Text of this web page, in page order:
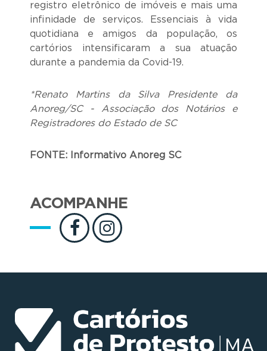
registro eletrônico de imóveis e mais uma
infinidade de serviços. Essenciais à vida
quotidiana e amigos da população, os
cartórios intensificaram a sua atuação
durante a pandemia da Covid-19.
*Renato Martins da Silva Presidente da
Anoreg/SC - Associação dos Notários e
Registradores do Estado de SC
FONTE: Informativo Anoreg SC
ACOMPANHE